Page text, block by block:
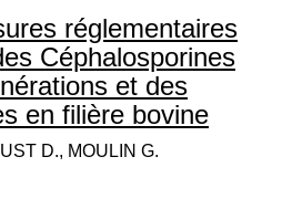
réglementaires
Céphalosporines
et des
en filière bovine
D., MOULIN G.